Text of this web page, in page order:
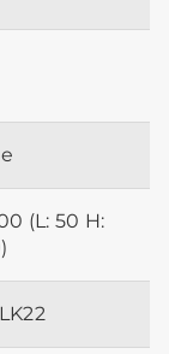
(L: 50 H: